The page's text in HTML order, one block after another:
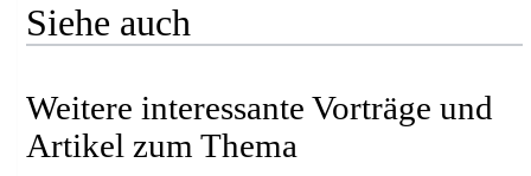
Siehe auch
Weitere interessante Vorträge und
Artikel zum Thema